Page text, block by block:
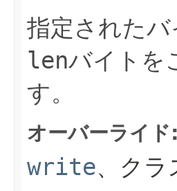
指定された
lenバイトを
す。
オーバーライド:
write、クラ